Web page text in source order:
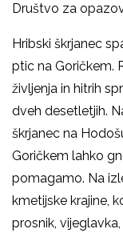
Društvo za
Hribski škrjanec
ptic na Goričkem.
življenja in hitrih
dveh desetletjih.
škrjanec na
Goričkem lahko
pomagamo. Na
kmetijske krajine,
prosnik,